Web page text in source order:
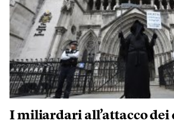
I miliardari all’attacco